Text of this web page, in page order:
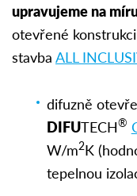
upravujeme na
otevřené konstrukci
stavba ALL
difuzně
DIFUTECH®
W/m2K
tepelnou